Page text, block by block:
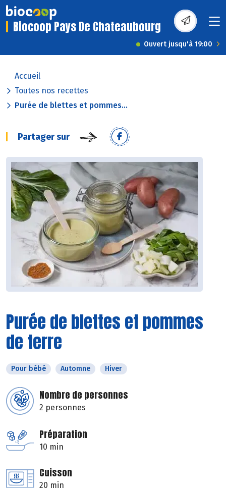
Biocoop Pays De Chateaubourg
Ouvert jusqu'à 19:00
Accueil
Toutes nos recettes
Purée de blettes et pommes...
Partager sur
Purée de blettes et pommes
de terre
Pour bébé Automne Hiver
Nombre de personnes
2 personnes
Préparation
10 min
Cuisson
20 min